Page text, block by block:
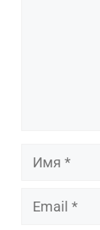
Имя
Email